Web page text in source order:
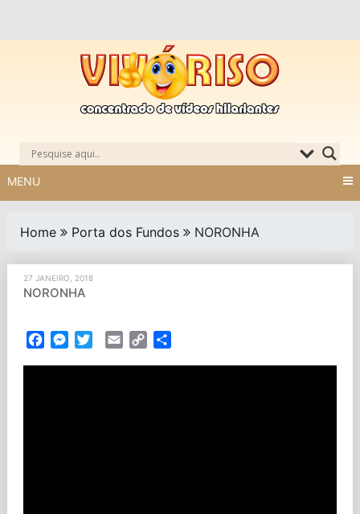
MENU
Home Porta dos Fundos NORONHA
27 JANEIRO, 2018
NORONHA
FacebookMessenger
TwitterEmail Copy